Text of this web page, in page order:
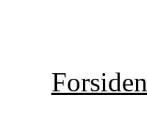
Forsiden